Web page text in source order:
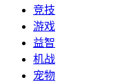
竞技
游戏
益智
机战
宠物